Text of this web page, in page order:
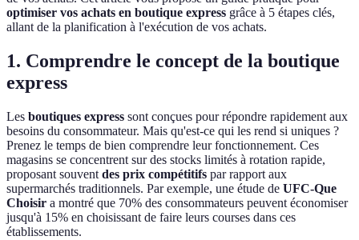
optimiser vos achats en boutique express grâce à 5 étapes clés,
allant de la planification à l'exécution de vos achats.
1. Comprendre le concept de la boutique
express
Les boutiques express sont conçues pour répondre rapidement aux
besoins du consommateur. Mais qu'est-ce qui les rend si uniques ?
Prenez le temps de bien comprendre leur fonctionnement. Ces
magasins se concentrent sur des stocks limités à rotation rapide,
proposant souvent des prix compétitifs par rapport aux
supermarchés traditionnels. Par exemple, une étude de UFC-Que
Choisir a montré que 70% des consommateurs peuvent économiser
jusqu'à 15% en choisissant de faire leurs courses dans ces
établissements.